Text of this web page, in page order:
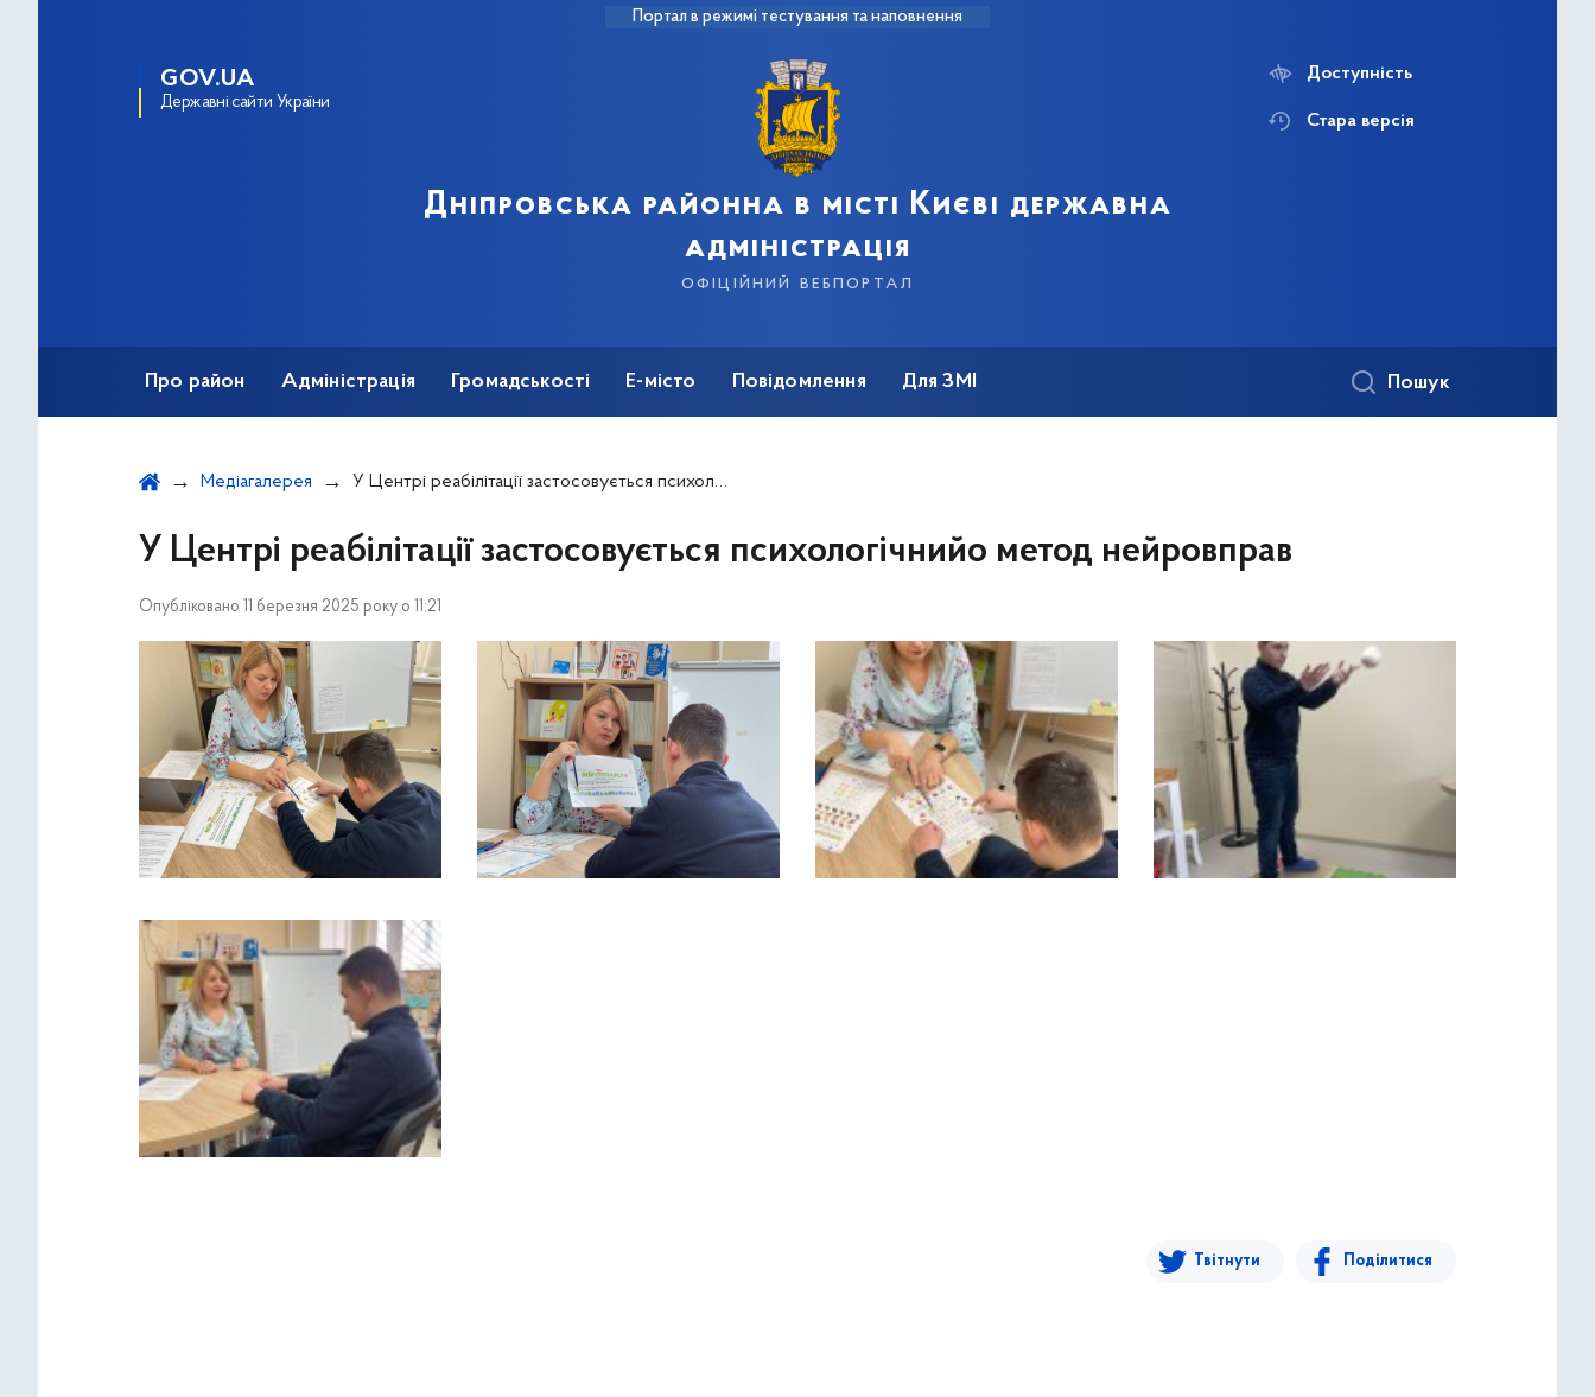
Портал в режимі тестування та наповнення
GOV.UA
Державні сайти України
Дніпровська районна в місті Києві державна
адміністрація
офіційний вебпортал
Доступність
Стара версія
Про район Адміністрація Громадськості Е-місто Повідомлення Для ЗМІ Пошук
Медіагалерея У Центрі реабілітації застосовується психологічнийо метод нейровправ
У Центрі реабілітації застосовується психологічнийо метод нейровправ
Опубліковано 11 березня 2025 року о 11:21
Твітнути Поділитися